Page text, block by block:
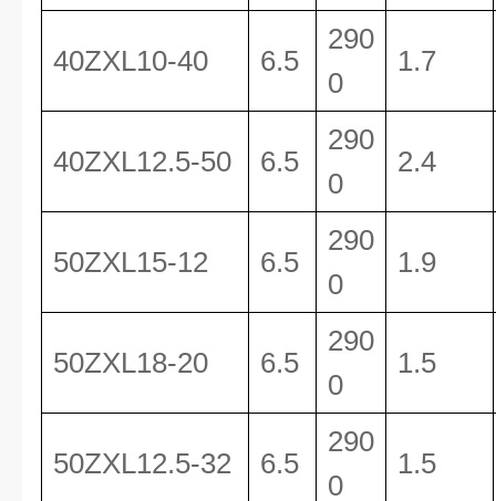
40ZXL10-40 6.5
290
0
1.7
40ZXL12.5-50 6.5
290
0
2.4
50ZXL15-12 6.5
290
0
1.9
50ZXL18-20 6.5
290
0
1.5
50ZXL12.5-32 6.5
290
0
1.5